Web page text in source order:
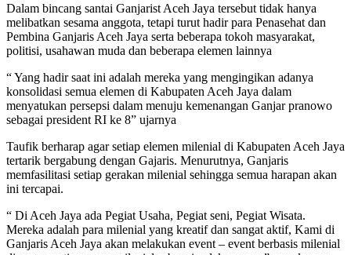
Dalam bincang santai Ganjarist Aceh Jaya tersebut tidak hanya
melibatkan sesama anggota, tetapi turut hadir para Penasehat dan
Pembina Ganjaris Aceh Jaya serta beberapa tokoh masyarakat,
politisi, usahawan muda dan beberapa elemen lainnya
“ Yang hadir saat ini adalah mereka yang mengingikan adanya
konsolidasi semua elemen di Kabupaten Aceh Jaya dalam
menyatukan persepsi dalam menuju kemenangan Ganjar pranowo
sebagai president RI ke 8” ujarnya
Taufik berharap agar setiap elemen milenial di Kabupaten Aceh Jaya
tertarik bergabung dengan Gajaris. Menurutnya, Ganjaris
memfasilitasi setiap gerakan milenial sehingga semua harapan akan
ini tercapai.
“ Di Aceh Jaya ada Pegiat Usaha, Pegiat seni, Pegiat Wisata.
Mereka adalah para milenial yang kreatif dan sangat aktif, Kami di
Ganjaris Aceh Jaya akan melakukan event – event berbasis milenial